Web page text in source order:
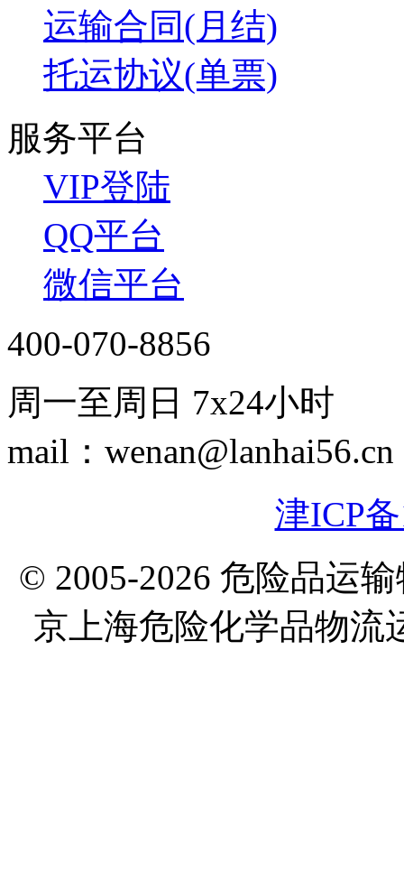
运输合同(月结)
托运协议(单票)
服务平台
VIP登陆
QQ平台
微信平台
400-070-8856
周一至周日 7x24小时
mail：wenan@lanhai56.cn
津ICP
© 2005-2026 危险品运
京上海危险化学品物流